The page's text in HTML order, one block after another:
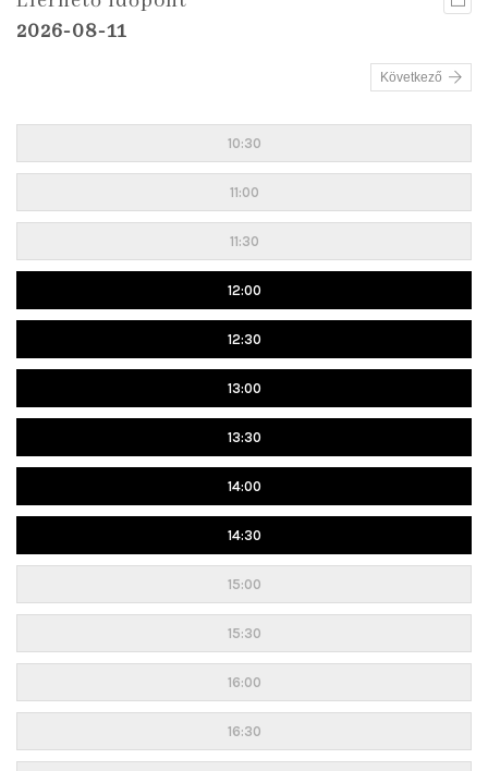
2026-08-11
Következő
10:30
11:00
11:30
12:00
12:30
13:00
13:30
14:00
14:30
15:00
15:30
16:00
16:30